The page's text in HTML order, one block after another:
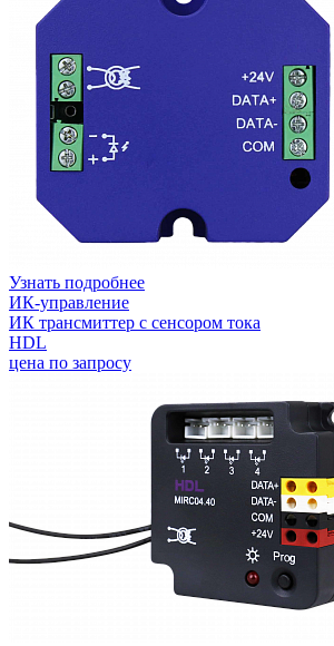
Узнать подробнее
ИК-управление
ИК трансмиттер с сенсором тока
HDL
цена по запросу